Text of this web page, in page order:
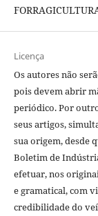
Licença
Os autores não
pois devem abrir
periódico. Por
seus artigos,
sua origem, desde
Boletim de
efetuar, nos
e gramatical, com
credibilidade do